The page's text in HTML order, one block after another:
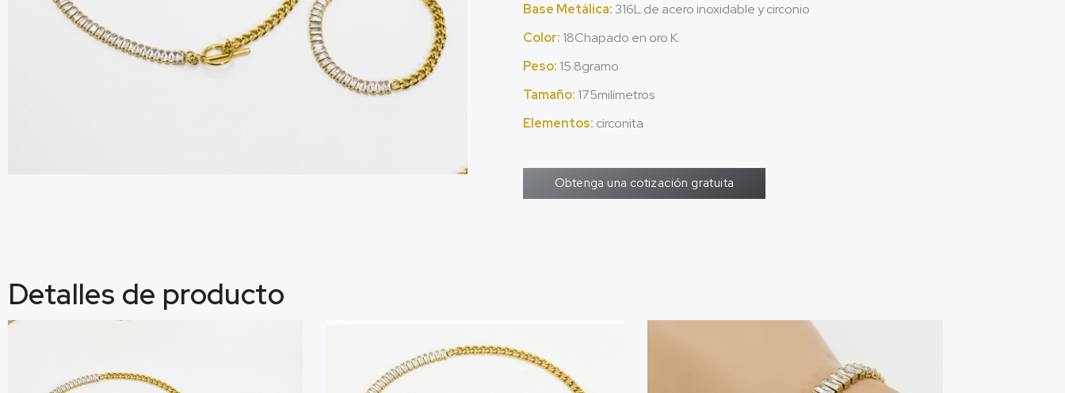
Base Metálica: 316L de acero inoxidable y circonio
Color: 18Chapado en oro K.
Peso: 15.8gramo
Tamaño: 175milímetros
Elementos: circonita
Obtenga una cotización gratuita
Detalles de producto